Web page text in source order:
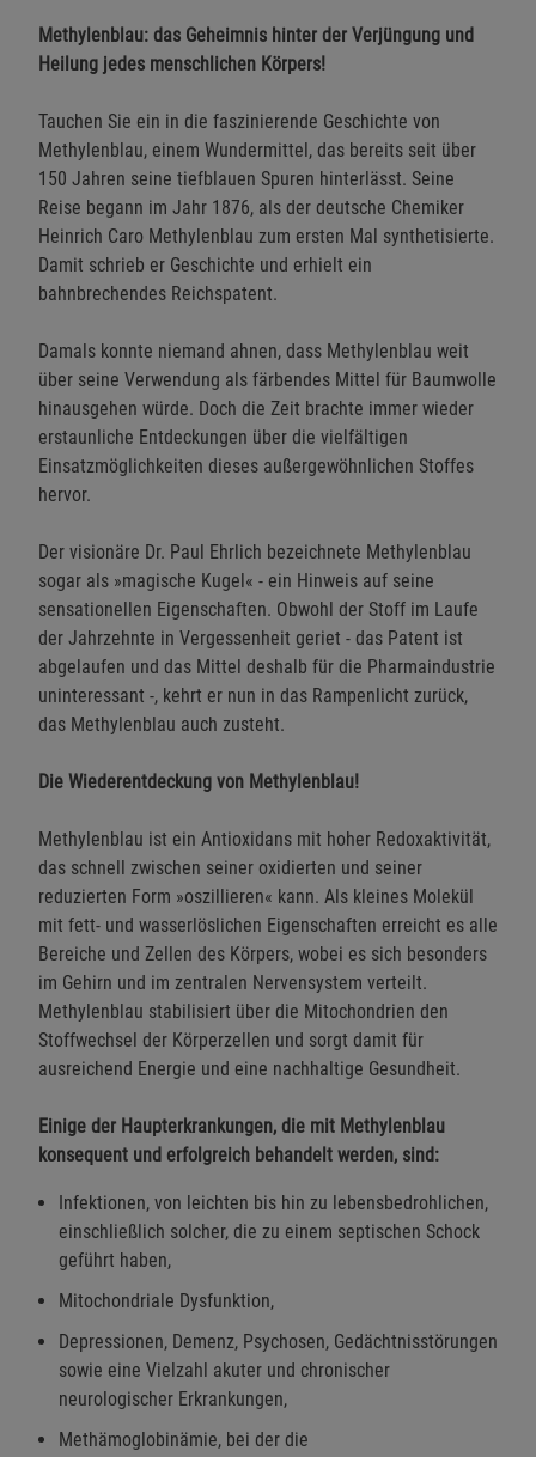
Methylenblau: das Geheimnis hinter der Verjüngung und
Heilung jedes menschlichen Körpers!
Tauchen Sie ein in die faszinierende Geschichte von
Methylenblau, einem Wundermittel, das bereits seit über
150 Jahren seine tiefblauen Spuren hinterlässt. Seine
Reise begann im Jahr 1876, als der deutsche Chemiker
Heinrich Caro Methylenblau zum ersten Mal synthetisierte.
Damit schrieb er Geschichte und erhielt ein
bahnbrechendes Reichspatent.
Damals konnte niemand ahnen, dass Methylenblau weit
über seine Verwendung als färbendes Mittel für Baumwolle
hinausgehen würde. Doch die Zeit brachte immer wieder
erstaunliche Entdeckungen über die vielfältigen
Einsatzmöglichkeiten dieses außergewöhnlichen Stoffes
hervor.
Der visionäre Dr. Paul Ehrlich bezeichnete Methylenblau
sogar als »magische Kugel« - ein Hinweis auf seine
sensationellen Eigenschaften. Obwohl der Stoff im Laufe
der Jahrzehnte in Vergessenheit geriet - das Patent ist
abgelaufen und das Mittel deshalb für die Pharmaindustrie
uninteressant -, kehrt er nun in das Rampenlicht zurück,
das Methylenblau auch zusteht.
Die Wiederentdeckung von Methylenblau!
Methylenblau ist ein Antioxidans mit hoher Redoxaktivität,
das schnell zwischen seiner oxidierten und seiner
reduzierten Form »oszillieren« kann. Als kleines Molekül
mit fett- und wasserlöslichen Eigenschaften erreicht es alle
Bereiche und Zellen des Körpers, wobei es sich besonders
im Gehirn und im zentralen Nervensystem verteilt.
Methylenblau stabilisiert über die Mitochondrien den
Stoffwechsel der Körperzellen und sorgt damit für
ausreichend Energie und eine nachhaltige Gesundheit.
Einige der Haupterkrankungen, die mit Methylenblau
konsequent und erfolgreich behandelt werden, sind:
Infektionen, von leichten bis hin zu lebensbedrohlichen,
einschließlich solcher, die zu einem septischen Schock
geführt haben,
Mitochondriale Dysfunktion,
Depressionen, Demenz, Psychosen, Gedächtnisstörungen
sowie eine Vielzahl akuter und chronischer
neurologischer Erkrankungen,
Methämoglobinämie, bei der die